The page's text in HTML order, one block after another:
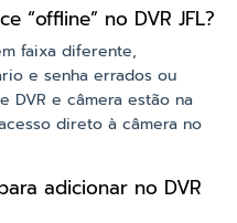
“offline” no DVR JFL?
faixa diferente,
e senha errados ou
DVR e câmera estão na
direto à câmera no
adicionar no DVR